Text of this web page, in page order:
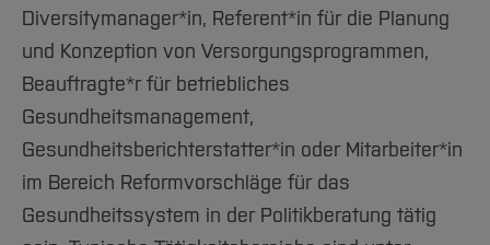
Diversitymanager*in, Referent*in für die Planung
und Konzeption von Versorgungsprogrammen,
Beauftragte*r für betriebliches
Gesundheitsmanagement,
Gesundheitsberichterstatter*in oder Mitarbeiter*in
im Bereich Reformvorschläge für das
Gesundheitssystem in der Politikberatung tätig